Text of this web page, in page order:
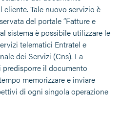
cliente. Tale nuovo servizio è
del portale “Fatture e
sistema è possibile utilizzare le
telematici Entratel e
dei Servizi (Cns). La
il documento
memorizzare e inviare
di ogni singola operazione